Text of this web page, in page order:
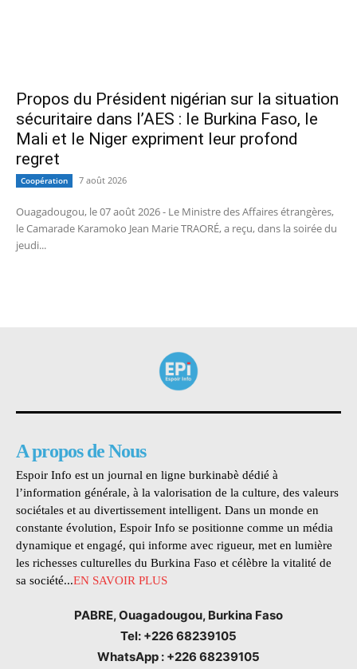
Propos du Président nigérian sur la situation
sécuritaire dans l’AES : le Burkina Faso, le
Mali et le Niger expriment leur profond
regret
Coopération 7 août 2026
Ouagadougou, le 07 août 2026 - Le Ministre des Affaires étrangères,
le Camarade Karamoko Jean Marie TRAORÉ, a reçu, dans la soirée du
jeudi...
A propos de Nous
Espoir Info est un journal en ligne burkinabè dédié à
l’information générale, à la valorisation de la culture, des valeurs
sociétales et au divertissement intelligent. Dans un monde en
constante évolution, Espoir Info se positionne comme un média
dynamique et engagé, qui informe avec rigueur, met en lumière
les richesses culturelles du Burkina Faso et célèbre la vitalité de
sa société...EN SAVOIR PLUS
PABRE, Ouagadougou, Burkina Faso
Tel: +226 68239105
WhatsApp : +226 68239105